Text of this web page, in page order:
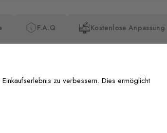
F.A.Q Kostenlose Anpassung
zu verbessern. Dies ermöglicht